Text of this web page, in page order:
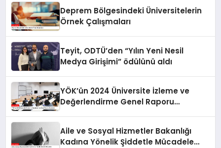
Deprem Bölgesindeki Üniversitelerin
Örnek Çalışmaları
Teyit, ODTÜ’den “Yılın Yeni Nesil
Medya Girişimi” ödülünü aldı
YÖK’ün 2024 Üniversite İzleme ve
Değerlendirme Genel Raporu
Aile ve Sosyal Hizmetler Bakanlığı
Kadına Yönelik Şiddetle Mücadele